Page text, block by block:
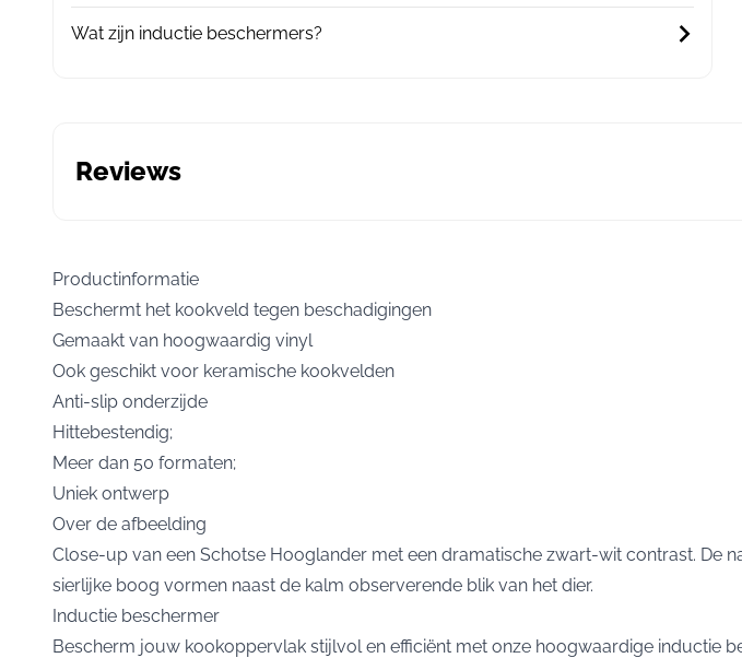
Wat zijn inductie beschermers?
Reviews
Productinformatie
Beschermt het kookveld tegen beschadigingen
Gemaakt van hoogwaardig vinyl
Ook geschikt voor keramische kookvelden
Anti-slip onderzijde
Hittebestendig;
Meer dan 50 formaten;
Uniek ontwerp
Over de afbeelding
Close-up van een Schotse Hooglander met een dramatische zwart-wit contrast. De
sierlijke boog vormen naast de kalm observerende blik van het dier.
Inductie beschermer
Bescherm jouw kookoppervlak stijlvol en efficiënt met onze hoogwaardige inductie